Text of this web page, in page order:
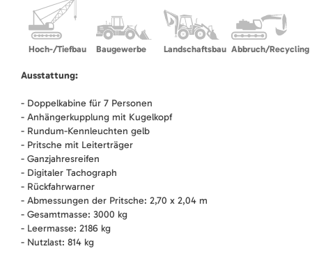
Hoch-/Tiefbau Baugewerbe Landschaftsbau Abbruch/Recycling
Ausstattung:
- Doppelkabine für 7 Personen
- Anhängerkupplung mit Kugelkopf
- Rundum-Kennleuchten gelb
- Pritsche mit Leiterträger
- Ganzjahresreifen
- Digitaler Tachograph
- Rückfahrwarner
- Abmessungen der Pritsche: 2,70 x 2,04 m
- Gesamtmasse: 3000 kg
- Leermasse: 2186 kg
- Nutzlast: 814 kg